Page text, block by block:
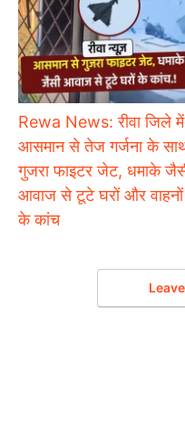
Rewa News: रीवा जिले में
आसमान से तेज गर्जना के
गुजरा फाइटर जेट, धमाके
आवाज से टूटे घरों और वाहनों
के कांच